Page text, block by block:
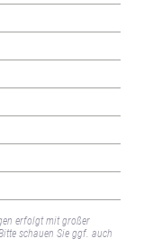
erfolgt mit großer
schauen Sie ggf. auch